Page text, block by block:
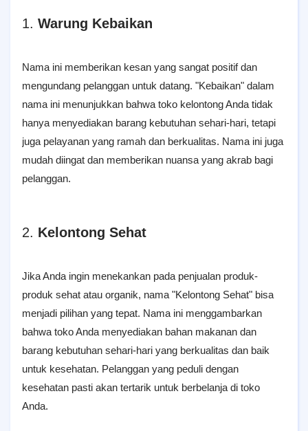
1. Warung Kebaikan
Nama ini memberikan kesan yang sangat positif dan
mengundang pelanggan untuk datang. "Kebaikan" dalam
nama ini menunjukkan bahwa toko kelontong Anda tidak
hanya menyediakan barang kebutuhan sehari-hari, tetapi
juga pelayanan yang ramah dan berkualitas. Nama ini juga
mudah diingat dan memberikan nuansa yang akrab bagi
pelanggan.
2. Kelontong Sehat
Jika Anda ingin menekankan pada penjualan produk-
produk sehat atau organik, nama "Kelontong Sehat" bisa
menjadi pilihan yang tepat. Nama ini menggambarkan
bahwa toko Anda menyediakan bahan makanan dan
barang kebutuhan sehari-hari yang berkualitas dan baik
untuk kesehatan. Pelanggan yang peduli dengan
kesehatan pasti akan tertarik untuk berbelanja di toko
Anda.